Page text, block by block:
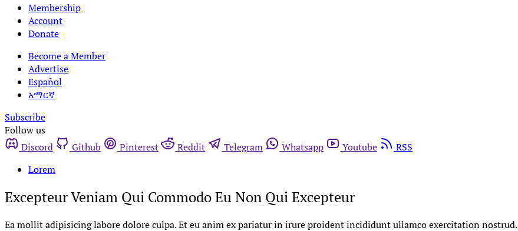
Membership
Account
Donate
Become a Member
Advertise
Español
አማርኛ
Subscribe
Follow us
Discord
Github Pinterest Reddit Telegram Whatsapp Youtube
RSS
Lorem
Excepteur Veniam Qui Commodo Eu Non Qui Excepteur
Ea mollit adipisicing labore dolore culpa. Et eu anim ex pariatur in irure proident incididunt ullamco exercitation nostrud.